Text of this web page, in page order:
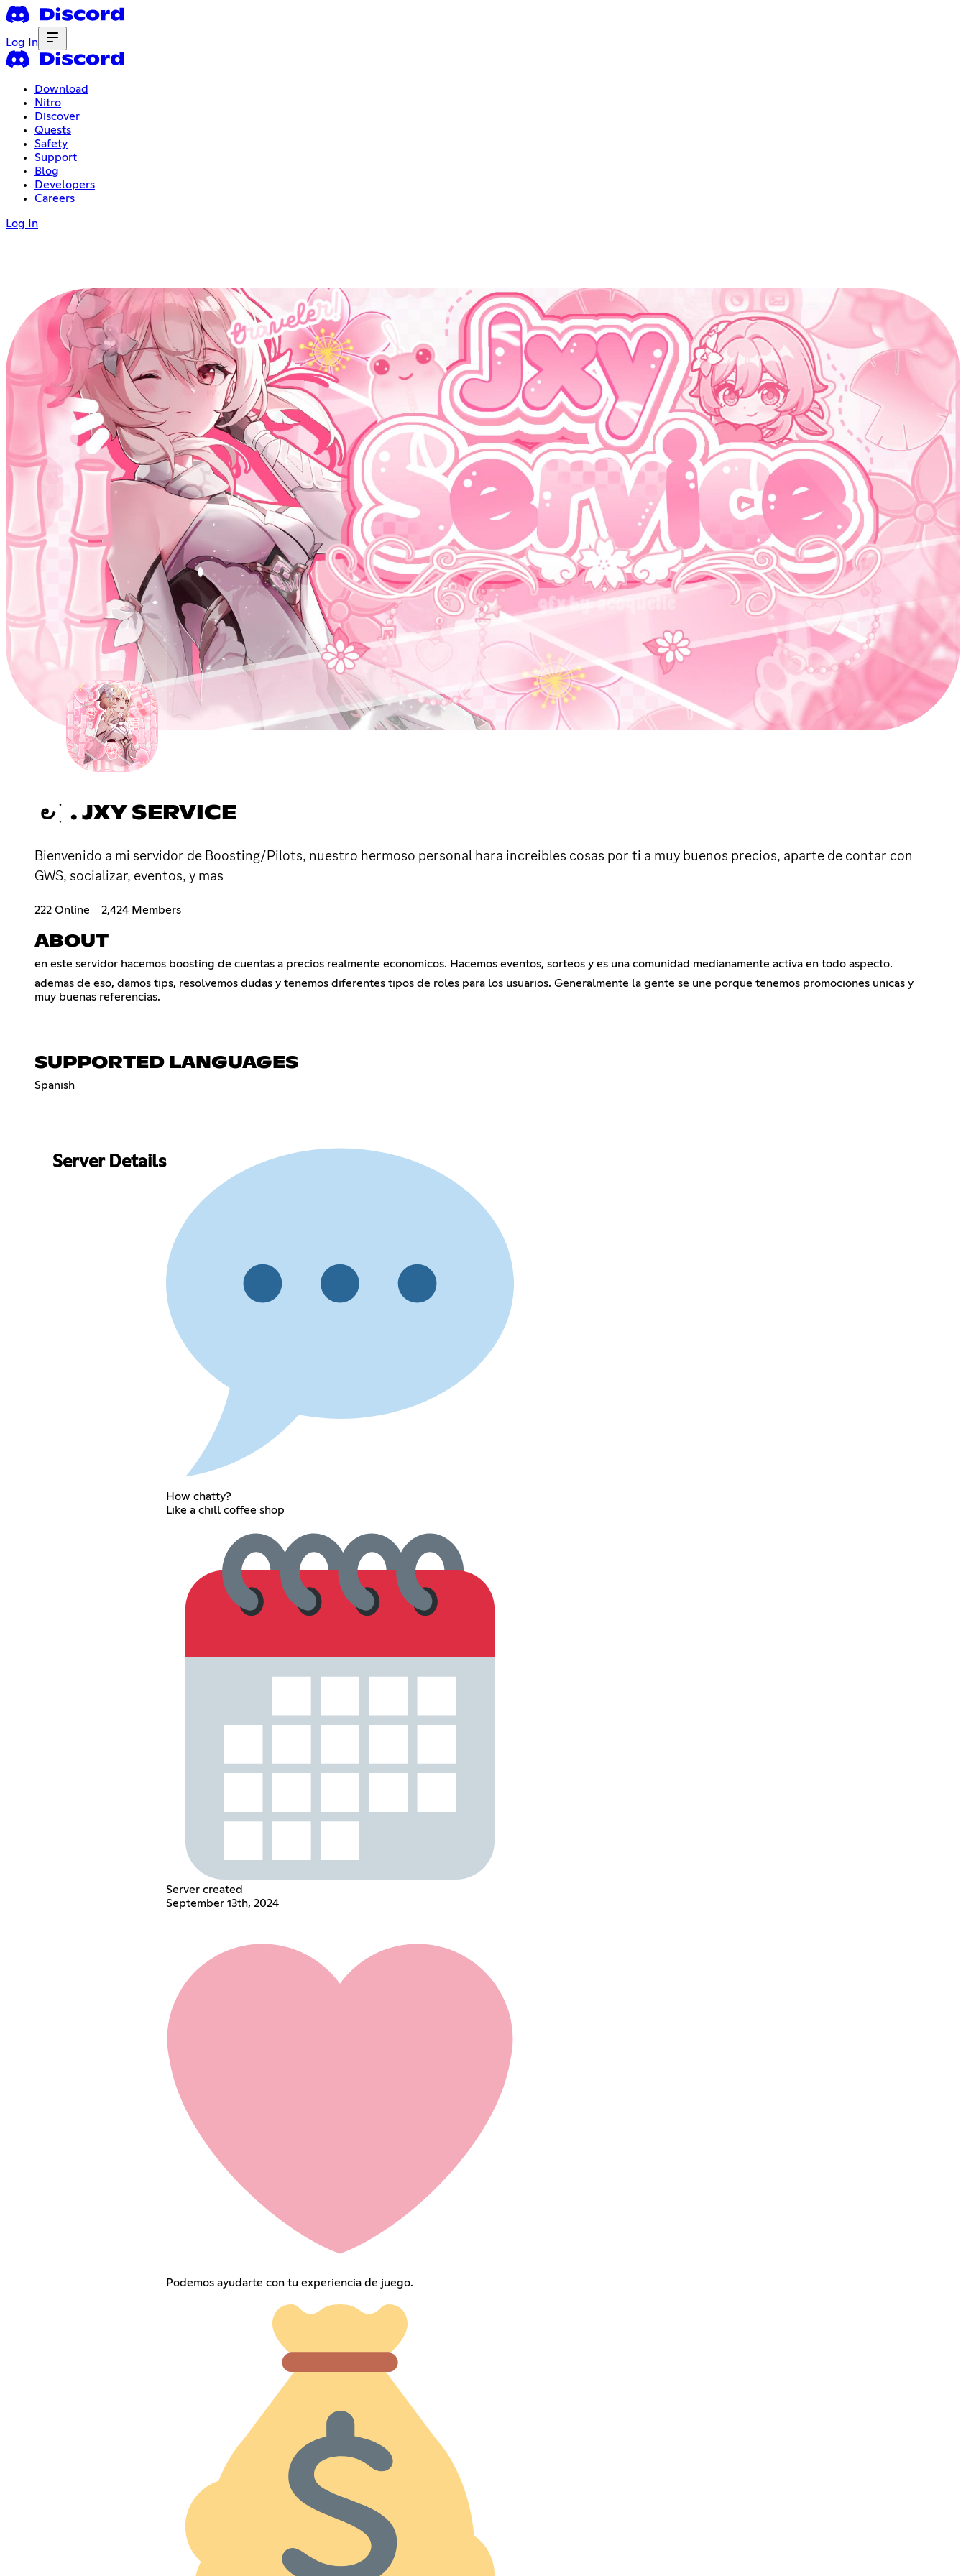
Log In
Download
Nitro
Discover
Quests
Safety
Support
Blog
Developers
Careers
Log In
౿ ׂ ִ . JXY SERVICE
Bienvenido a mi servidor de Boosting/Pilots, nuestro hermoso personal hara increibles cosas por ti a muy buenos precios, aparte de contar con
GWS, socializar, eventos, y mas
222 Online 2,424 Members
ABOUT
en este servidor hacemos boosting de cuentas a precios realmente economicos. Hacemos eventos, sorteos y es una comunidad medianamente activa en todo aspecto.
ademas de eso, damos tips, resolvemos dudas y tenemos diferentes tipos de roles para los usuarios. Generalmente la gente se une porque tenemos promociones unicas y
muy buenas referencias.
SUPPORTED LANGUAGES
Spanish
Server Details
How chatty?
Like a chill coffee shop
Server created
September 13th, 2024
Podemos ayudarte con tu experiencia de juego.